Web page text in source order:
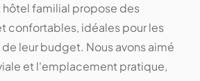
familial propose des
confortables, idéales pour les
leur budget. Nous avons aimé
et l'emplacement pratique,